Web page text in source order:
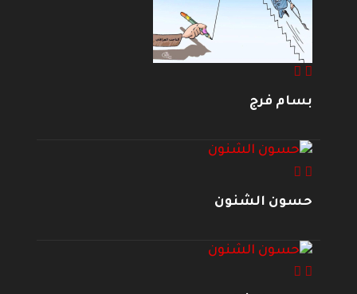
بسام فرج
حسون الشنون